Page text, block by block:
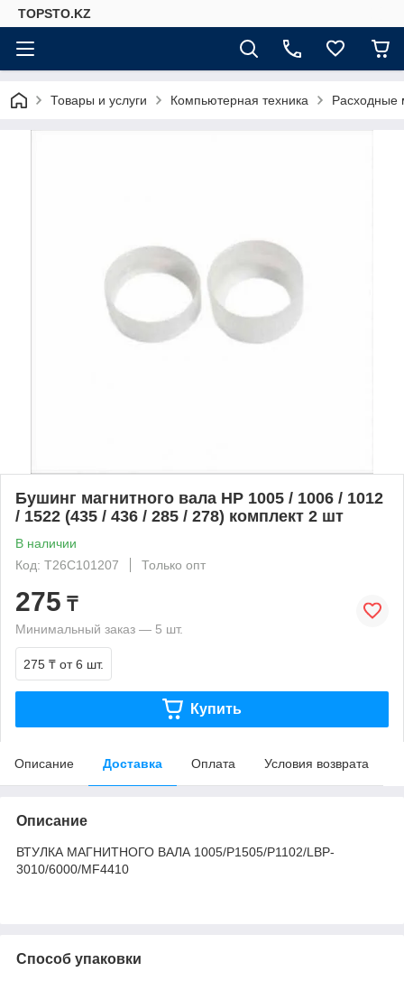
TOPSTO.KZ
Товары и услуги Компьютерная техника Расходные
Бушинг магнитного вала HP 1005 / 1006 / 1012
/ 1522 (435 / 436 / 285 / 278) комплект 2 шт
В наличии
Код: T26C101207
Только опт
275 ₸
Минимальный заказ — 5 шт.
275 ₸ от 6 шт.
Купить
Описание Доставка Оплата Условия возврата
Описание
ВТУЛКА МАГНИТНОГО ВАЛА 1005/P1505/P1102/LBP-
3010/6000/MF4410
Способ упаковки